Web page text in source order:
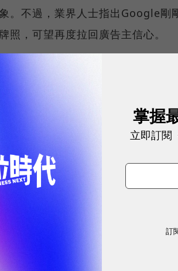
。不過，業界人士指出Google剛
照，可望再度拉回廣告主信心。
掌握
立即訂閱
訂